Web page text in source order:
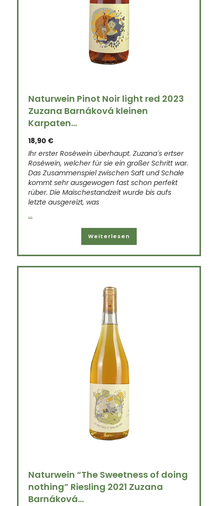
Naturwein Pinot Noir light red 2023
Zuzana Barnáková kleinen
Karpaten...
18,90 €
Ihr erster Roséwein überhaupt. Zuzana´s ertser
Roséwein, welcher für sie ein großer Schritt war.
Das Zusammenspiel zwischen Saft und Schale
kommt sehr ausgewogen fast schon perfekt
rüber. Die Maischestandzeit wurde bis aufs
letzte ausgereizt, was
...
Weiterlesen
Naturwein “The Sweetness of doing
nothing” Riesling 2021 Zuzana
Barnáková...